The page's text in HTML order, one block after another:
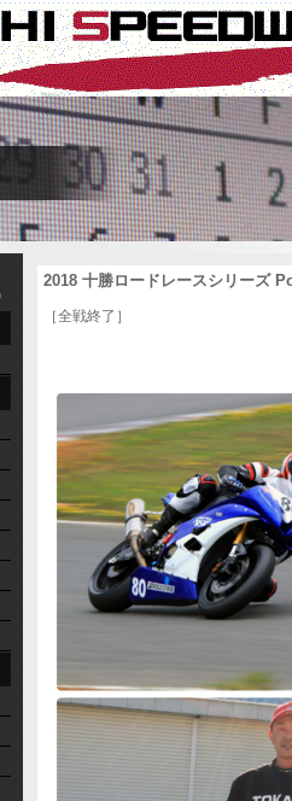
2018 十勝ロードレースシリーズ
［全戦終了］